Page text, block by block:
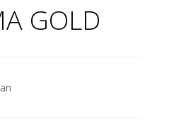
GOLD